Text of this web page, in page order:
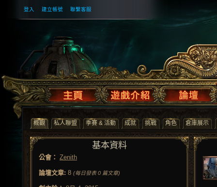
登入 建立帳號 聯繫客服
概觀 私人聯盟 季賽 & 活動 成就 挑戰 角色 倉庫展示
基本資料
公會： Zenith
論壇文章: 8 (每日發表 0 篇文章)